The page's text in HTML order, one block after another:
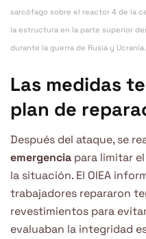
sarcófago sobre el reactor 4 de la
la estructura en la parte superior
durante la guerra de Rusia y
Las medidas
plan de
Después del ataque, se
emergencia para limitar
la situación. El OIEA
trabajadores repararon
revestimientos para
evaluaban la integridad